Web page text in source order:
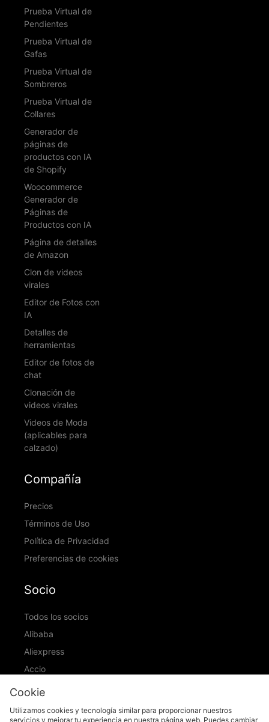
Prueba Virtual de
Pendientes
Prueba Virtual de
Gafas
Prueba Virtual de
Sombreros
Prueba Virtual de
Collares
Generador de
páginas de
productos con IA
de Shopify
Woocommerce
Generador de
Páginas de
Productos con IA
Página de detalles
de Amazon
Clon de videos
virales
Editor de Fotos con
IA
Detalles de
herramientas
Editor de fotos de
chat
Clonación de
videos virales
Videos de Moda
(aplicables para
calzado)
Compañía
Precios
Términos de Uso
Política de Privacidad
Preferencias de cookies
Socio
Todos los socios
Alibaba
Aliexpress
Accio
ID Ranking
Cookie
Utilizamos cookies y tecnología similar para proporcionar nuestros
servicios y mejorar tu experiencia en nuestra página web. Puedes cambiar